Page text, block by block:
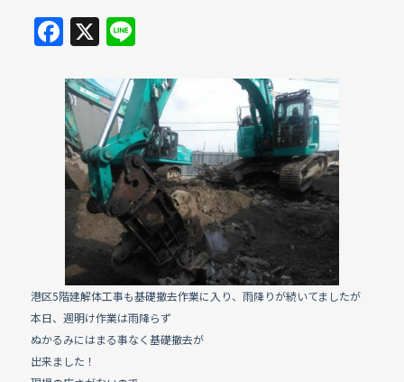
F
c
e
b
o
o
k
X Li
e
港区5階建解体工事も基礎撤去作業に入り、雨降りが続いてましたが
本日、週明け作業は雨降らず
ぬかるみにはまる事なく基礎撤去が
出来ました！